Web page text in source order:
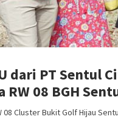
dari PT Sentul
08 BGH
Cluster Bukit Golf Hijau